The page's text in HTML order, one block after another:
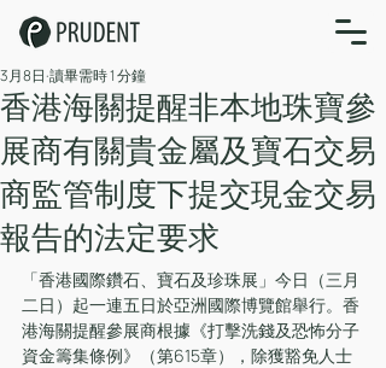
香港海關提醒非本地珠寶參
展商有關貴金屬及寶石交易
商監管制度下提交現金交易
報告的法定要求
3月8日 讀畢需時 1 分鐘
「香港國際鑽石、寶石及珍珠展」今日（三月
二日）起一連五日於亞洲國際博覽館舉行。香
港海關提醒參展商根據《打擊洗錢及恐怖分子
資金籌集條例》（第615章），除獲豁免人士